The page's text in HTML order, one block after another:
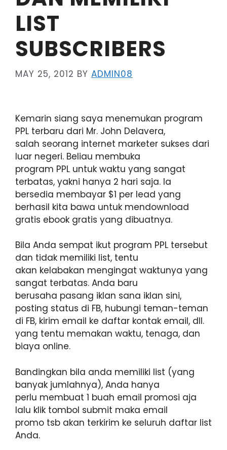
LIST
SUBSCRIBERS
MAY 25, 2012 BY ADMIN08
Kemarin siang saya menemukan program
PPL terbaru dari Mr. John Delavera,
salah seorang internet marketer sukses dari
luar negeri. Beliau membuka
program PPL untuk waktu yang sangat
terbatas, yakni hanya 2 hari saja. Ia
bersedia membayar $1 per lead yang
berhasil kita bawa untuk mendownload
gratis ebook gratis yang dibuatnya.
Bila Anda sempat ikut program PPL tersebut
dan tidak memiliki list, tentu
akan kelabakan mengingat waktunya yang
sangat terbatas. Anda baru
berusaha pasang iklan sana iklan sini,
posting status di FB, hubungi teman-teman
di FB, kirim email ke daftar kontak email, dll.
yang tentu memakan waktu, tenaga, dan
biaya online.
Bandingkan bila anda memiliki list (yang
banyak jumlahnya), Anda hanya
perlu membuat 1 buah email promosi aja
lalu klik tombol submit maka email
promo tsb akan terkirim ke seluruh daftar list
Anda.